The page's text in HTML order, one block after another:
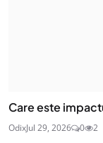
Care este
OdixJul 29, 2026 0 2